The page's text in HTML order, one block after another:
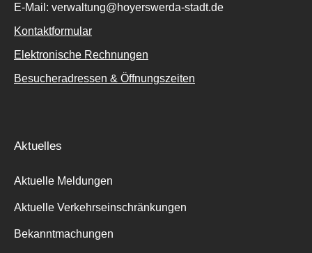
E-Mail: verwaltung@hoyerswerda-stadt.de
Kontaktformular
Elektronische Rechnungen
Besucheradressen & Öffnungszeiten
Aktuelles
Aktuelle Meldungen
Aktuelle Verkehrseinschränkungen
Bekanntmachungen